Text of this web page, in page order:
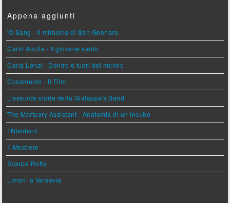
Appena aggiunti
'O Sang - Il miracolo di San Gennaro
Carlo Acutis - Il giovane santo
Carla Lonzi - Dentro e fuori dal mondo
Cocomelon - Il Film
L'assurda storia della Gialappa's Band
The Mortuary Assistant - Anatomia di un Incubo
I Nisidiani
Il Mestiere
Scarpe Rotte
Limoni a Varsavia